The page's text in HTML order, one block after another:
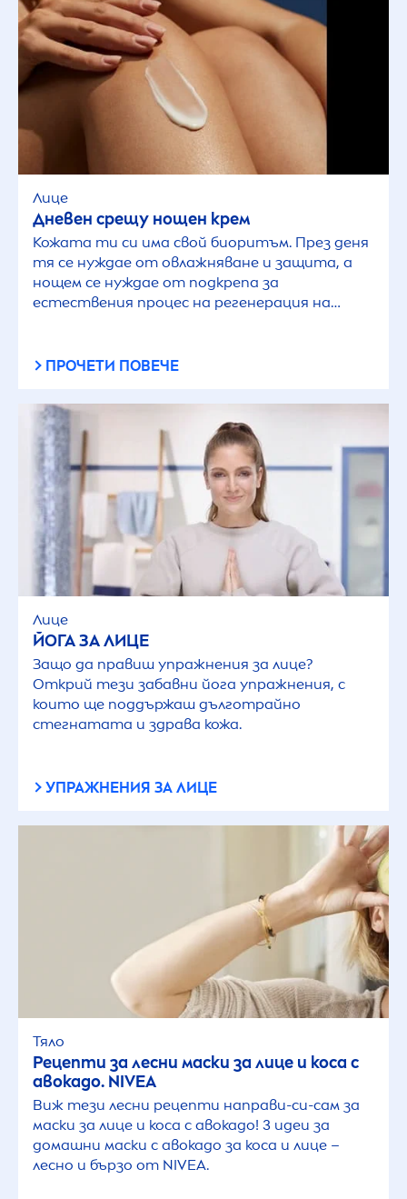
Лице
Дневен срещу нощен крем
Кожата ти си има свой биоритъм. През деня
тя се нуждае от овлажняване и защита, а
нощем се нуждае от подкрепа за
естествения процес на регенерация на
ПРОЧЕТИ ПОВЕЧЕ
Лице
ЙОГА ЗА ЛИЦЕ
Защо да правиш упражнения за лице?
Открий тези забавни йога упражнения, с
които ще поддържаш дълготрайно
стегнатата и здрава кожа.
УПРАЖНЕНИЯ ЗА ЛИЦЕ
Тяло
Рецепти за лесни маски за лице и коса с
авокадо. NIVEA
Виж тези лесни рецепти направи-си-сам за
маски за лице и коса с авокадо! 3 идеи за
домашни маски с авокадо за коса и лице –
лесно и бързо от NIVEA.